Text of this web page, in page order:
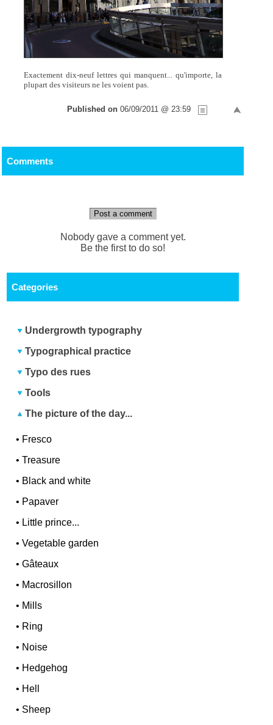
Exactement dix-neuf lettres qui manquent... qu'importe, la
plupart des visiteurs ne les voient pas.
Published on 06/09/2011 @ 23:59
Comments
Post a comment
Nobody gave a comment yet.
Be the first to do so!
Categories
Undergrowth typography
Typographical practice
Typo des rues
Tools
The picture of the day...
• Fresco
•Treasure
• Black and white
• Papaver
• Little prince...
•Vegetable garden
•Gâteaux
• Macrosillon
• Mills
• Ring
• Noise
• Hedgehog
• Hell
• Sheep